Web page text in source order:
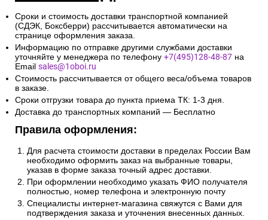
Сроки и стоимость доставки транспортной компанией
(СДЭК, Боксберри) рассчитывается автоматически на
странице оформления заказа.
Информацию по отправке другими службами доставки
уточняйте у менеджера по телефону +7(495)128-48-87 на
Email sales@1oboi.ru
Стоимость рассчитывается от общего веса/объема товаров
в заказе.
Сроки отгрузки товара до пункта приема ТК: 1-3 дня.
Доставка до транспортных компаний — Бесплатно
Правила оформления:
Для расчета стоимости доставки в пределах России Вам
необходимо оформить заказ на выбранные товары,
указав в форме заказа точный адрес доставки.
При оформлении необходимо указать ФИО получателя
полностью, номер телефона и электронную почту
Специалисты интернет-магазина свяжутся с Вами для
подтверждения заказа и уточнения внесенных данных.